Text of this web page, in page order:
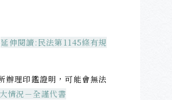
延伸閱讀: 民法第1145條有規
辦理印鑑證明，可能會無法
情況－全謹代書